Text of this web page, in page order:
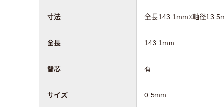
寸法 全長143.1mm×軸径
全長 143.1mm
替芯 有
サイズ 0.5mm